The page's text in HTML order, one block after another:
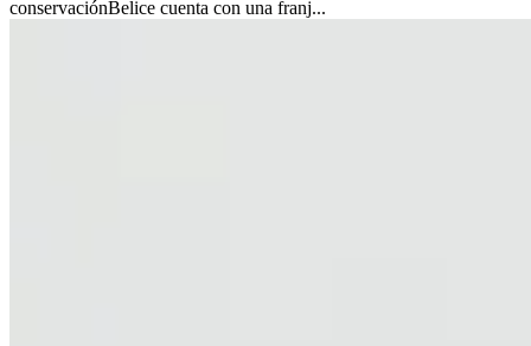
conservaciónBelice cuenta con una franj...